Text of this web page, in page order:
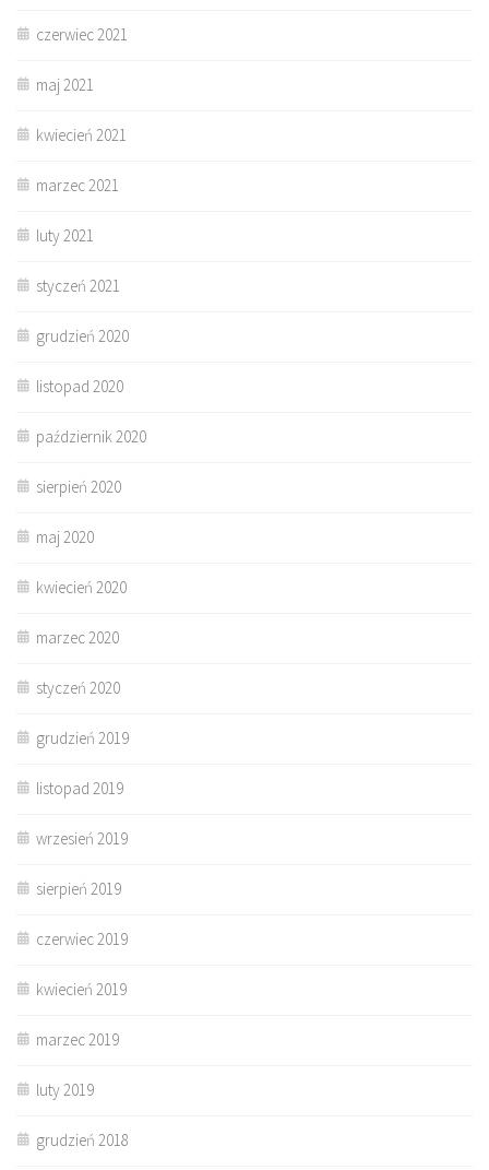
czerwiec 2021
maj 2021
kwiecień 2021
marzec 2021
luty 2021
styczeń 2021
grudzień 2020
listopad 2020
październik 2020
sierpień 2020
maj 2020
kwiecień 2020
marzec 2020
styczeń 2020
grudzień 2019
listopad 2019
wrzesień 2019
sierpień 2019
czerwiec 2019
kwiecień 2019
marzec 2019
luty 2019
grudzień 2018